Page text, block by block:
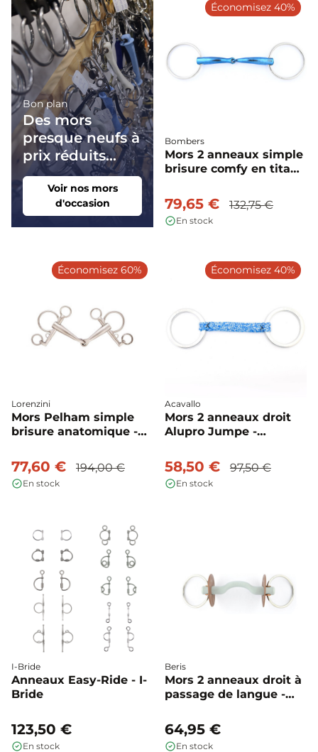
Bon plan
Des mors
presque neufs à
prix réduits...
Voir nos mors
d'occasion
Bombers
Mors 2 anneaux simple
brisure comfy en titane
79,65 € 132,75 €
En stock
Économisez 40%
Lorenzini
Mors Pelham simple
brisure anatomique -
77,60 € 194,00 €
En stock
Économisez 60%
Acavallo
Mors 2 anneaux droit
Alupro Jumpe -
58,50 € 97,50 €
En stock
Économisez 40%
I-Bride
Anneaux Easy-Ride - I-
Bride
123,50 €
En stock
Beris
Mors 2 anneaux droit à
passage de langue -
64,95 €
En stock